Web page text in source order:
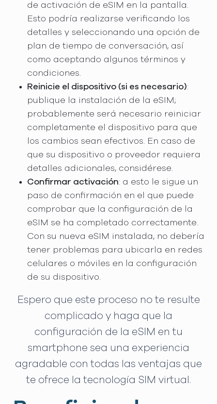
de activación de eSIM en la pantalla.
Esto podría realizarse verificando los
detalles y seleccionando una opción de
plan de tiempo de conversación, así
como aceptando algunos términos y
condiciones.
Reinicie el dispositivo (si es necesario):
publique la instalación de la eSIM;
probablemente será necesario reiniciar
completamente el dispositivo para que
los cambios sean efectivos. En caso de
que su dispositivo o proveedor requiera
detalles adicionales, considérese.
Confirmar activación: a esto le sigue un
paso de confirmación en el que puede
comprobar que la configuración de la
eSIM se ha completado correctamente.
Con su nueva eSIM instalada, no debería
tener problemas para ubicarla en redes
celulares o móviles en la configuración
de su dispositivo.
Espero que este proceso no te resulte
complicado y haga que la
configuración de la eSIM en tu
smartphone sea una experiencia
agradable con todas las ventajas que
te ofrece la tecnología SIM virtual.